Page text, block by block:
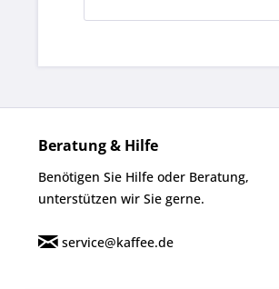
Beratung & Hilfe
Benötigen Sie Hilfe oder Beratung,
unterstützen wir Sie gerne.
service@kaffee.de